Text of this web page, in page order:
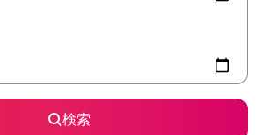
検索